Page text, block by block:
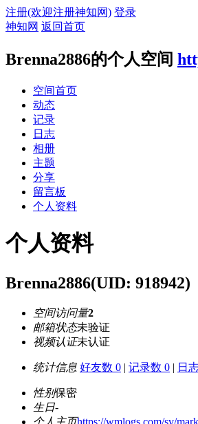
注册(欢迎注册神知网) 登录
神知网 返回首页
Brenna2886的个人空间
空间首页
动态
记录
日志
相册
主题
分享
留言板
个人资料
个人资料
Brenna2886(UID: 918942)
空间访问量2
邮箱状态未验证
视频认证未认证
统计信息 好友数 0 | 记录数 0 | 日
性别保密
生日-
个人主页https://wmlogs.com/sv/